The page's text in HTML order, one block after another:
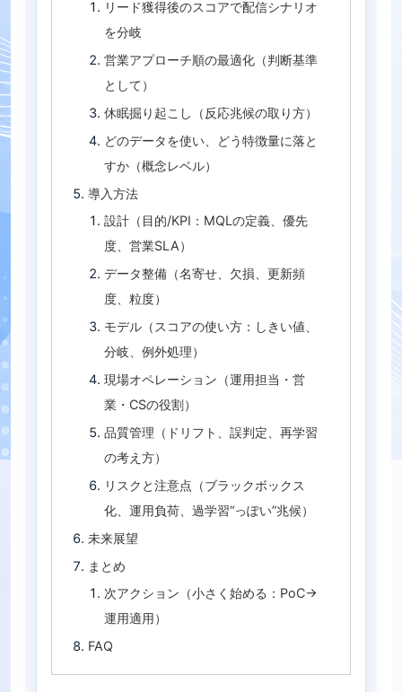
リード獲得後のスコアで配信シナリオ
を分岐
営業アプローチ順の最適化（判断基準
として）
休眠掘り起こし（反応兆候の取り方）
どのデータを使い、どう特徴量に落と
すか（概念レベル）
導入方法
設計（目的/KPI：MQLの定義、優先
度、営業SLA）
データ整備（名寄せ、欠損、更新頻
度、粒度）
モデル（スコアの使い方：しきい値、
分岐、例外処理）
現場オペレーション（運用担当・営
業・CSの役割）
品質管理（ドリフト、誤判定、再学習
の考え方）
リスクと注意点（ブラックボックス
化、運用負荷、過学習“っぽい”兆候）
未来展望
まとめ
次アクション（小さく始める：PoC→
運用適用）
FAQ